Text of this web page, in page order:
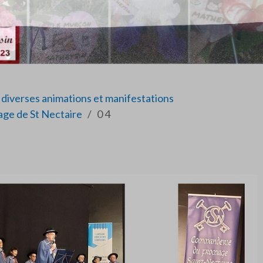
animations et manifestations
de St Nectaire
0 4